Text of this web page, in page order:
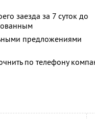
заезда за 7 суток до
предложениями
по телефону